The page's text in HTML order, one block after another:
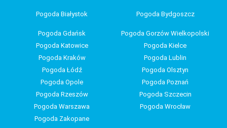
Pogoda Białystok Pogoda Bydgoszcz
Pogoda Gdańsk
Pogoda Gorzów Wielkopolski
Pogoda Katowice
Pogoda Kielce
Pogoda Kraków
Pogoda Lublin
Pogoda Łódź
Pogoda Olsztyn
Pogoda Opole
Pogoda Poznań
Pogoda Rzeszów
Pogoda Szczecin
Pogoda Warszawa
Pogoda Wrocław
Pogoda Zakopane